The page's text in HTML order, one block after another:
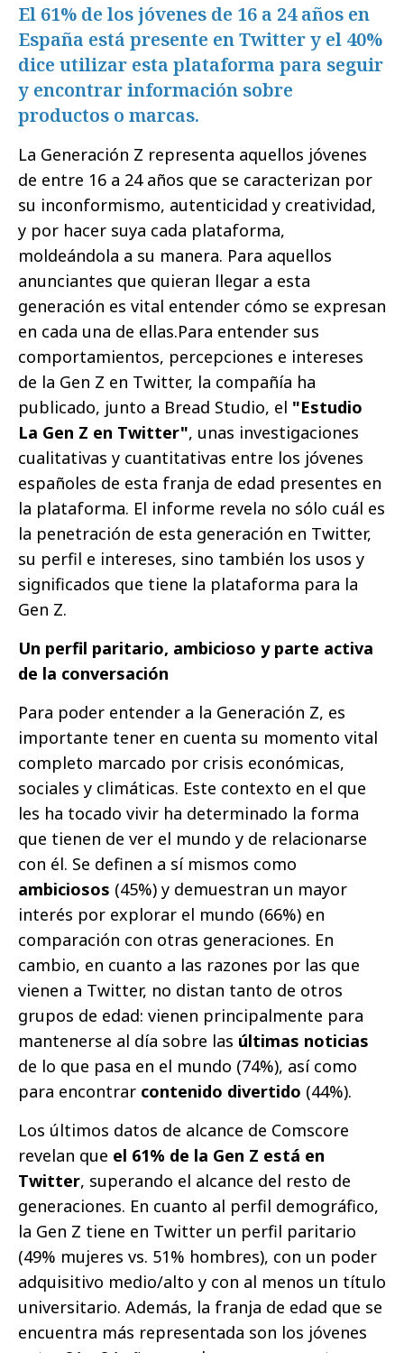
El 61% de los jóvenes de 16 a 24 años en
España está presente en Twitter y el 40%
dice utilizar esta plataforma para seguir
y encontrar información sobre
productos o marcas.
La Generación Z representa aquellos jóvenes
de entre 16 a 24 años que se caracterizan por
su inconformismo, autenticidad y creatividad,
y por hacer suya cada plataforma,
moldeándola a su manera. Para aquellos
anunciantes que quieran llegar a esta
generación es vital entender cómo se expresan
en cada una de ellas.Para entender sus
comportamientos, percepciones e intereses
de la Gen Z en Twitter, la compañía ha
publicado, junto a Bread Studio, el "Estudio
La Gen Z en Twitter", unas investigaciones
cualitativas y cuantitativas entre los jóvenes
españoles de esta franja de edad presentes en
la plataforma. El informe revela no sólo cuál es
la penetración de esta generación en Twitter,
su perfil e intereses, sino también los usos y
significados que tiene la plataforma para la
Gen Z.
Un perfil paritario, ambicioso y parte activa
de la conversación
Para poder entender a la Generación Z, es
importante tener en cuenta su momento vital
completo marcado por crisis económicas,
sociales y climáticas. Este contexto en el que
les ha tocado vivir ha determinado la forma
que tienen de ver el mundo y de relacionarse
con él. Se definen a sí mismos como
ambiciosos (45%) y demuestran un mayor
interés por explorar el mundo (66%) en
comparación con otras generaciones. En
cambio, en cuanto a las razones por las que
vienen a Twitter, no distan tanto de otros
grupos de edad: vienen principalmente para
mantenerse al día sobre las últimas noticias
de lo que pasa en el mundo (74%), así como
para encontrar contenido divertido (44%).
Los últimos datos de alcance de Comscore
revelan que el 61% de la Gen Z está en
Twitter, superando el alcance del resto de
generaciones. En cuanto al perfil demográfico,
la Gen Z tiene en Twitter un perfil paritario
(49% mujeres vs. 51% hombres), con un poder
adquisitivo medio/alto y con al menos un título
universitario. Además, la franja de edad que se
encuentra más representada son los jóvenes